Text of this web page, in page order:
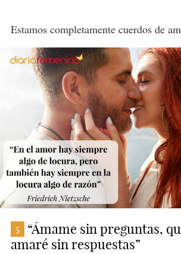
Estamos completamente cuerdos de
5
“Ámame sin preguntas,
amaré sin respuestas”